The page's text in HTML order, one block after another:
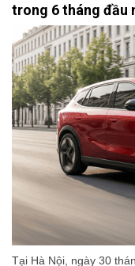
trong 6 tháng đầu
Tại Hà Nội, ngày 30